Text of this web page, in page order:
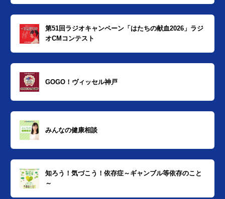
第51回ラジオキャンペーン「はたちの献血2026」ラジ
オCMコンテスト
GOGO！ヴィッセル神戸
みんなの健康相談
知ろう！気づこう！依存症～ギャンブル等依存のこと
～